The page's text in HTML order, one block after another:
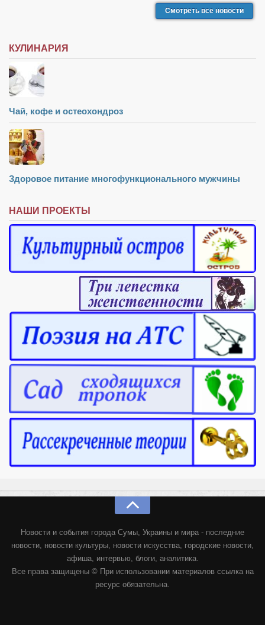
Смотреть все новости
КУЛИНАРИЯ
Чай, кофе и остеохондроз
Здоровое питание многофункционального мужчины
НАШИ ПРОЕКТЫ
Новости и события города Сумы, Украины и мира - последние
новости, новости культуры, новости искусства, городские новости,
афиша, интервью, блоги, аналитика.
Все права защищены © При использовании материалов ссылка на
ресурс обязательна.